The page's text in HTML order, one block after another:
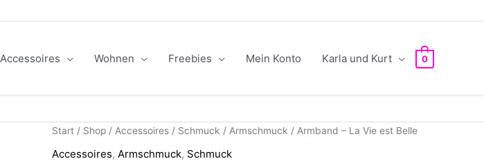
Accessoires Wohnen Freebies Mein Konto Karla und Kurt 0
Start / Shop / Accessoires / Schmuck / Armschmuck / Armband – La Vie est Belle
Accessoires, Armschmuck, Schmuck